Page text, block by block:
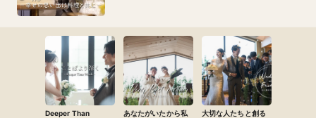
Deeper Than
あなたがいたから私
大切な人たちと創る